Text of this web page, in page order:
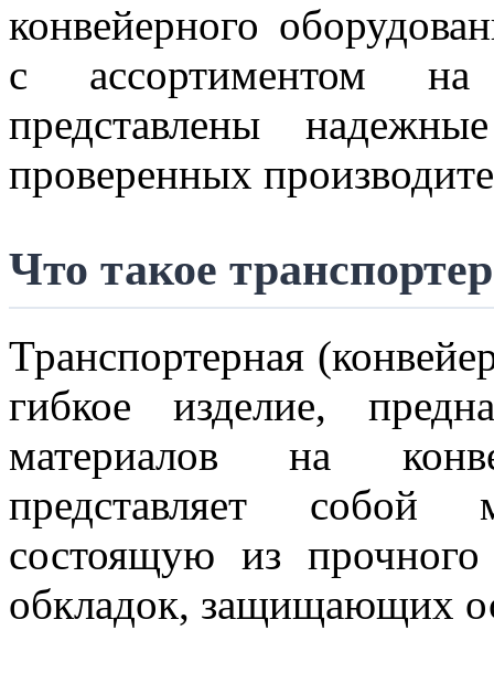
конвейерного
с ассортиментом
представлены
проверенных
Что такое
Транспортерная
гибкое изделие,
материалов на
представляет собой
состоящую из
обкладок, защищающих